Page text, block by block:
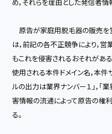
め，それらを理由とした発信者
原告が家庭用脱毛器の販売を
は，前記の各不正競争により，営
もこれを侵害されるおそれがあ
使用される本件ドメイン名，本件
ルの出力は業界ナンバー１」，「
害情報の流通によって原告の権
る。